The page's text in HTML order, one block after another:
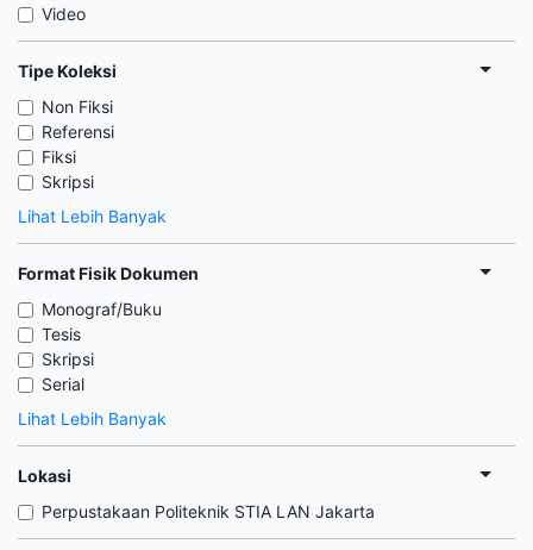
Video
Tipe Koleksi
Non Fiksi
Referensi
Fiksi
Skripsi
Lihat Lebih Banyak
Format Fisik Dokumen
Monograf/Buku
Tesis
Skripsi
Serial
Lihat Lebih Banyak
Lokasi
Perpustakaan Politeknik STIA LAN Jakarta